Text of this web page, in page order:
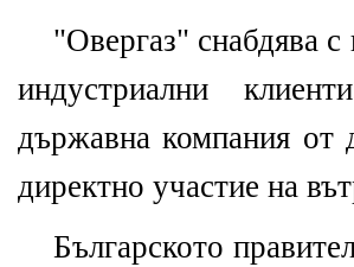
"Овергаз" снабдява
индустриални
държавна компания от
директно участие на
Българското